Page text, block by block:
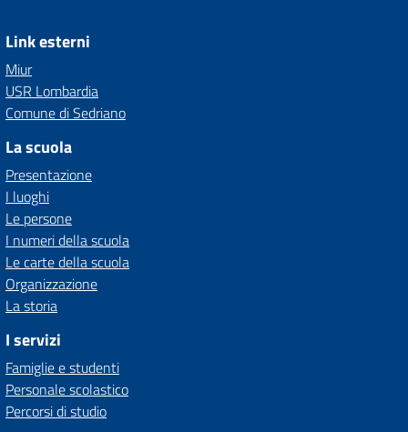
Link esterni
Miur
USR Lombardia
Comune di Sedriano
La scuola
Presentazione
I luoghi
Le persone
I numeri della scuola
Le carte della scuola
Organizzazione
La storia
I servizi
Famiglie e studenti
Personale scolastico
Percorsi di studio